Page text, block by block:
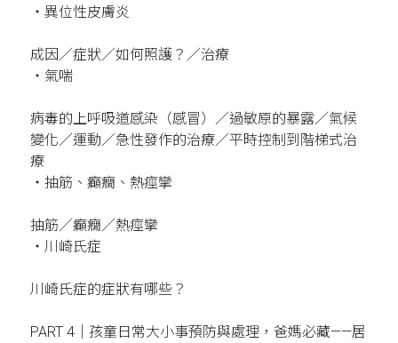
‧異位性皮膚炎
成因／症狀／如何照護？／治療
‧氣喘
病毒的上呼吸道感染（感冒）／過敏原的暴露／氣候
變化／運動／急性發作的治療／平時控制到階梯式治
療
‧抽筋、癲癇、熱痙攣
抽筋／癲癇／熱痙攣
‧川崎氏症
川崎氏症的症狀有哪些？
PART 4｜孩童日常大小事預防與處理，爸媽必藏——居